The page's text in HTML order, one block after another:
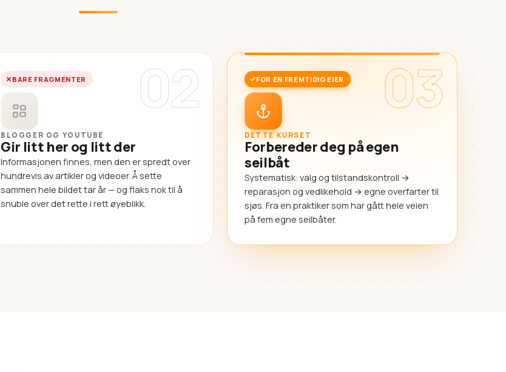
02
BARE FRAGMENTER
BLOGGER OG YOUTUBE
Gir litt her og litt der
Informasjonen finnes, men den er spredt over
hundrevis av artikler og videoer. Å sette
sammen hele bildet tar år — og flaks nok til å
snuble over det rette i rett øyeblikk.
03
FOR EN FREMTIDIG EIER
DETTE KURSET
Forbereder deg på egen
seilbåt
Systematisk: valg og tilstandskontroll →
reparasjon og vedlikehold → egne overfarter til
sjøs. Fra en praktiker som har gått hele veien
på fem egne seilbåter.